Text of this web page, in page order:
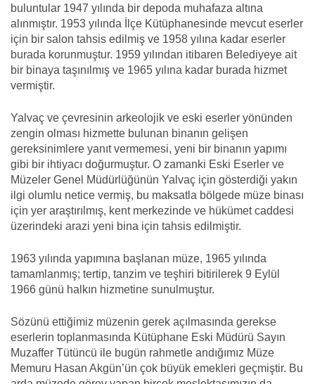
buluntular 1947 yılında bir depoda muhafaza altına
alınmıştır. 1953 yılında İlçe Kütüphanesinde mevcut eserler
için bir salon tahsis edilmiş ve 1958 yılına kadar eserler
burada korunmuştur. 1959 yılından itibaren Belediyeye ait
bir binaya taşınılmış ve 1965 yılına kadar burada hizmet
vermiştir.
Yalvaç ve çevresinin arkeolojik ve eski eserler yönünden
zengin olması hizmette bulunan binanın gelişen
gereksinimlere yanıt vermemesi, yeni bir binanın yapımı
gibi bir ihtiyacı doğurmuştur. O zamanki Eski Eserler ve
Müzeler Genel Müdürlüğünün Yalvaç için gösterdiği yakın
ilgi olumlu netice vermiş, bu maksatla bölgede müze binası
için yer araştırılmış, kent merkezinde ve hükümet caddesi
üzerindeki arazi yeni bina için tahsis edilmiştir.
1963 yılında yapımına başlanan müze, 1965 yılında
tamamlanmış; tertip, tanzim ve teşhiri bitirilerek 9 Eylül
1966 günü halkın hizmetine sunulmuştur.
Sözünü ettiğimiz müzenin gerek açılmasında gerekse
eserlerin toplanmasında Kütüphane Eski Müdürü Sayın
Muzaffer Tütüncü ile bugün rahmetle andığımız Müze
Memuru Hasan Akgün’ün çok büyük emekleri geçmiştir. Bu